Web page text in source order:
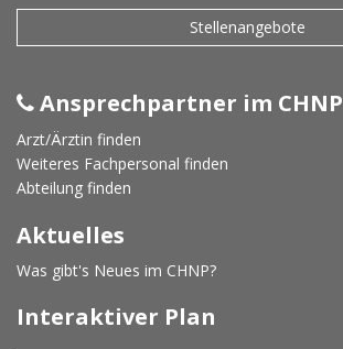
Stellenangebote
Ansprechpartner im CHNP
Arzt/Ärztin finden
Weiteres Fachpersonal finden
Abteilung finden
Aktuelles
Was gibt's Neues im CHNP?
Interaktiver Plan